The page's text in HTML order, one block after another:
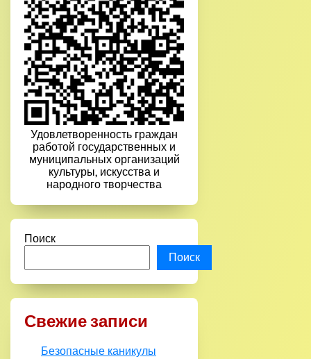
Удовлетворенность граждан
работой государственных и
муниципальных организаций
культуры, искусства и
народного творчества
Поиск
Поиск
Свежие записи
Безопасные каникулы